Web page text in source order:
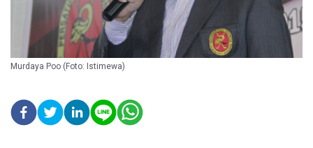
Murdaya Poo (Foto: Istimewa)